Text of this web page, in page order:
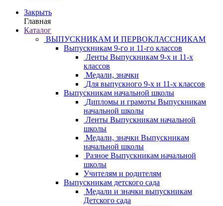
Закрыть
Главная
Каталог
ВЫПУСКНИКАМ И ПЕРВОКЛАССНИКАМ
Выпускникам 9-го и 11-го классов
Ленты Выпускникам 9-х и 11-х
классов
Медали, значки
Для выпускного 9-х и 11-х классов
Выпускникам начальной школы
Дипломы и грамоты Выпускникам
начальной школы
Ленты Выпускникам начальной
школы
Медали, значки Выпускникам
начальной школы
Разное Выпускникам начальной
школы
Учителям и родителям
Выпускникам детского сада
Медали и значки выпускникам
Детского сада